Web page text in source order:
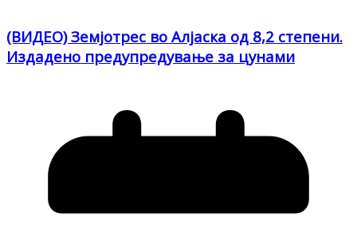
(ВИДЕО) Земјотрес во Алјаска од 8,2 степени.
Издадено предупредување за цунами